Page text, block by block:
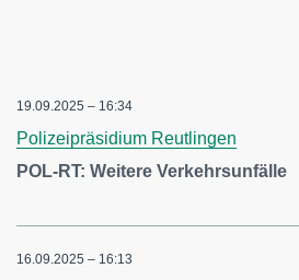
19.09.2025 – 16:34
Polizeipräsidium Reutlingen
POL-RT: Weitere Verkehrsunfälle
16.09.2025 – 16:13